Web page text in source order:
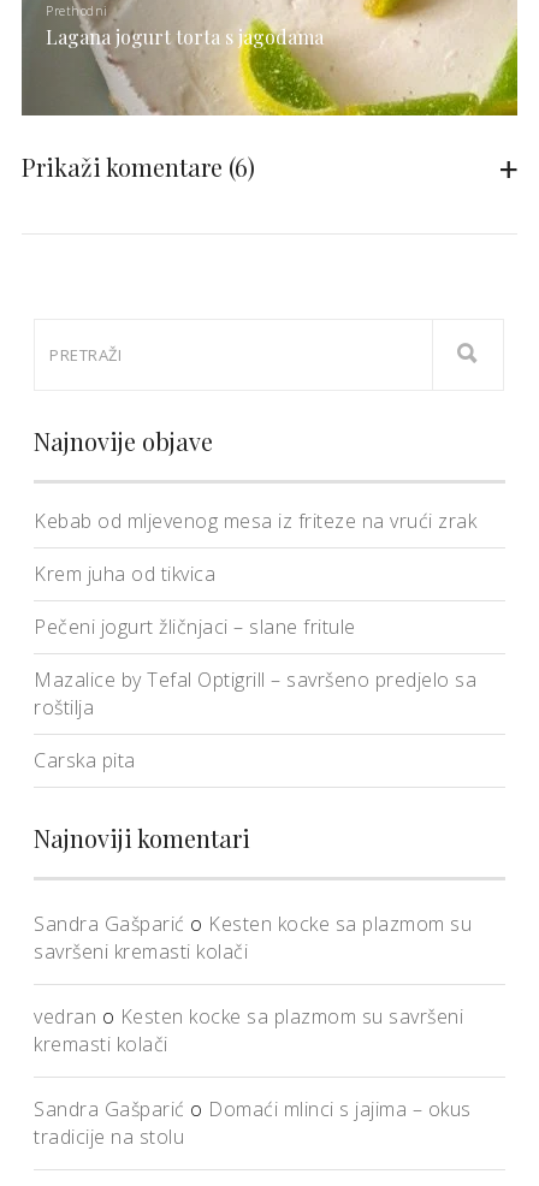
Prethodni
Lagana jogurt torta s jagodama
Prikaži komentare (6)
Najnovije objave
Kebab od mljevenog mesa iz friteze na vrući zrak
Krem juha od tikvica
Pečeni jogurt žličnjaci – slane fritule
Mazalice by Tefal Optigrill – savršeno predjelo sa
roštilja
Carska pita
Najnoviji komentari
Sandra Gašparić o Kesten kocke sa plazmom su
savršeni kremasti kolači
vedran o Kesten kocke sa plazmom su savršeni
kremasti kolači
Sandra Gašparić o Domaći mlinci s jajima – okus
tradicije na stolu